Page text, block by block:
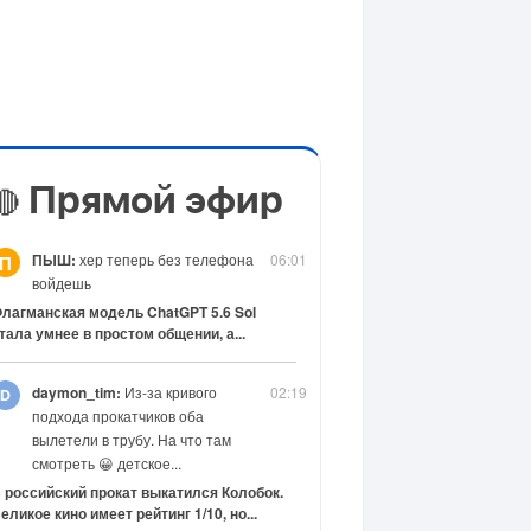
Прямой эфир
06:01
П ПЫШ: хер теперь без телефона
войдешь
модель ChatGPT 5.6 Sol
умнее в простом общении, а...
02:19
daymon_tim: Из-за кривого
подхода прокатчиков оба
вылетели в трубу. На что там
смотреть 😀 детское...
прокат выкатился Колобок.
кино имеет рейтинг 1/10, но...